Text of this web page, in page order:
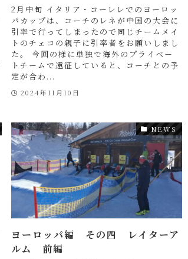
2月中旬 イタリア・コーレレでのヨーロッ
パカップは、コーチのレネが中国の大会に
引率で行ってしまったので同じチームメイ
トのチェコの親子に引率者をお願いしまし
た。 今回の様に単独で海外のプライベー
トチームで遠征していると、コーチとの予
定が合わ...
2024年11月10日
NEWS
ヨーロッパ編 その四 レイターア
ルム 前編